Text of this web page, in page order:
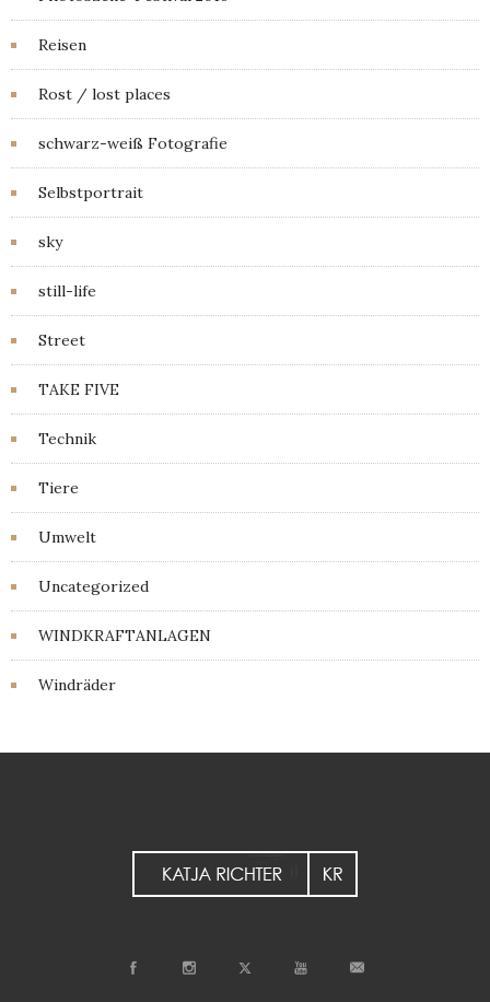
Reisen
Rost / lost places
schwarz-weiß Fotografie
Selbstportrait
sky
still-life
Street
TAKE FIVE
Technik
Tiere
Umwelt
Uncategorized
WINDKRAFTANLAGEN
Windräder